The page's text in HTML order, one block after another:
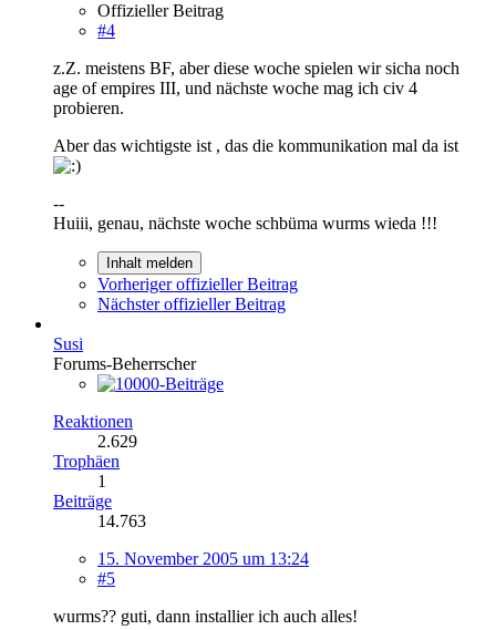
Offizieller Beitrag
#4
z.Z. meistens BF, aber diese woche spielen wir sicha noch
age of empires III, und nächste woche mag ich civ 4
probieren.
Aber das wichtigste ist , das die kommunikation mal da ist
--
Huiii, genau, nächste woche schbüma wurms wieda !!!
Inhalt melden
Vorheriger offizieller Beitrag
Nächster offizieller Beitrag
Susi
Forums-Beherrscher
Reaktionen
2.629
Trophäen
1
Beiträge
14.763
15. November 2005 um 13:24
#5
wurms?? guti, dann installier ich auch alles!